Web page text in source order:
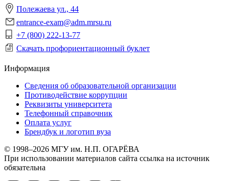
Полежаева ул., 44
entrance-exam@adm.mrsu.ru
+7 (800) 222-13-77
Скачать профориентационный буклет
Информация
Сведения об образовательной организации
Противодействие коррупции
Реквизиты университета
Телефонный справочник
Оплата услуг
Брендбук и логотип вуза
© 1998–2026 МГУ им. Н.П. ОГАРЁВА
При использовании материалов сайта ссылка на источник
обязательна